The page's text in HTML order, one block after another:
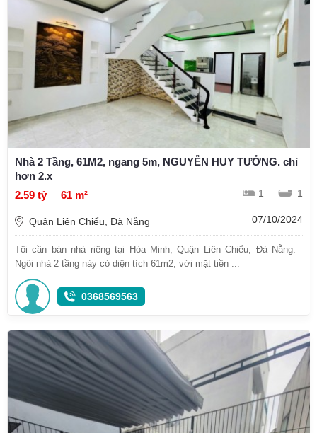
Nhà 2 Tầng, 61M2, ngang 5m, NGUYỄN HUY TƯỞNG. chỉ
hơn 2.x
2.59 tỷ
61 m² 1 1
Quận Liên Chiểu, Đà Nẵng 07/10/2024
Tôi cần bán nhà riêng tại Hòa Minh, Quận Liên Chiểu, Đà Nẵng.
Ngôi nhà 2 tầng này có diện tích 61m2, với mặt tiền ...
0368569563